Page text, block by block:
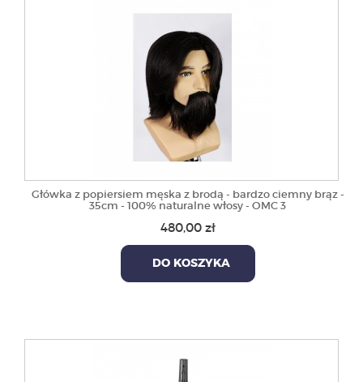
Główka z popiersiem męska z brodą - bardzo ciemny brąz -
35cm - 100% naturalne włosy - OMC 3
480,00 zł
DO KOSZYKA